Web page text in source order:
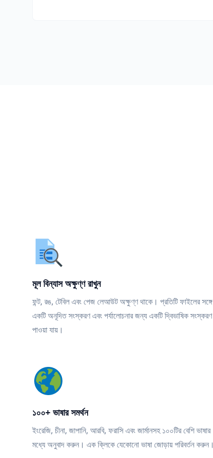
মূল বিন্যাস অক্ষুণ্ণ রাখুন
ফন্ট, রঙ, টেবিল এবং পেজ লেআউট অক্ষুণ্ণ থাকে। প্রতিটি ফাইলের সঙ্গে
একটি অনূদিত সংস্করণ এবং পর্যালোচনার জন্য একটি দ্বিভাষিক সংস্করণ
পাওয়া যায়।
১০০+ ভাষার সমর্থন
ইংরেজি, চীনা, জাপানি, আরবি, ফরাসি এবং জার্মানসহ ১০০টির বেশি ভাষার
মধ্যে অনুবাদ করুন। এক ক্লিকে যেকোনো ভাষা জোড়ায় পরিবর্তন করুন।